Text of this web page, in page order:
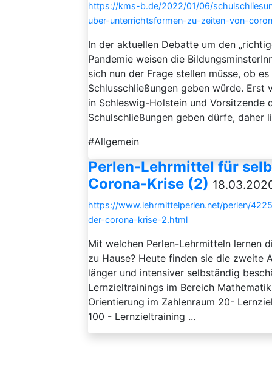
https://kms-b.de/2022/01/06/
uber-unterrichtsformen-zu-zeiten-von-
In der aktuellen Debatte um den
Pandemie weisen die
sich nun der Frage stellen müsse, ob
Schlusschließungen geben würde.
in Schleswig-Holstein und Vorsitzende
Schulschließungen geben dürfe, daher
#Allgemein
Perlen-Lehrmittel für
Corona-Krise (2)
https://www.lehrmittelperlen.net/perlen/
der-corona-krise-2.html
Mit welchen Perlen-Lehrmitteln lernen
zu Hause? Heute finden sie die zweite
länger und intensiver selbständig
Lernzieltrainings im Bereich
Orientierung im Zahlenraum 20-
100 - Lernzieltraining ...